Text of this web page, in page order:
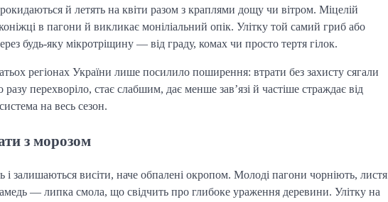
й летять на квіти разом з краплями дощу чи вітром. Міцелій
в пагони й викликає моніліальний опік. Улітку той самий гриб або
будь-яку мікротріщину — від граду, комах чи просто тертя гілок.
регіонах України лише посилило поширення: втрати без захисту сягали
перехворіло, стає слабшим, дає менше зав’язі й частіше страждає від
на весь сезон.
з морозом
і залишаються висіти, наче обпалені окропом. Молоді пагони чорніють, листя
— липка смола, що свідчить про глибоке ураження деревини. Улітку на